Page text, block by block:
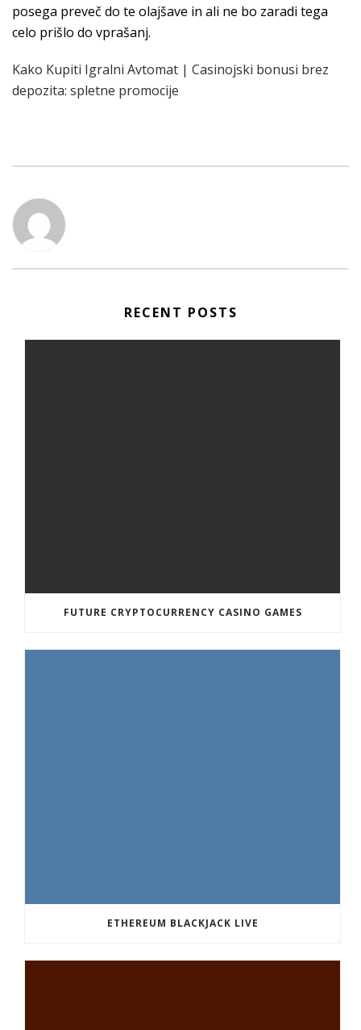
posega preveč do te olajšave in ali ne bo zaradi tega
celo prišlo do vprašanj.
Kako Kupiti Igralni Avtomat | Casinojski bonusi brez
depozita: spletne promocije
RECENT POSTS
FUTURE CRYPTOCURRENCY CASINO GAMES
ETHEREUM BLACKJACK LIVE